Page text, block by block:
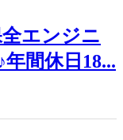
エンジニ
間休日18...